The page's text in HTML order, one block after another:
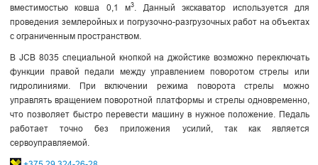
вместимостью ковша 0,1 м3
. Данный экскаватор используется для
проведения землеройных и погрузочно-разгрузочных работ на объектах
с ограниченным пространством.
В JCB 8035 специальной кнопкой на джойстике возможно переключать
функции правой педали между управлением поворотом стрелы или
гидролиниями. При включении режима поворота стрелы можно
управлять вращением поворотной платформы и стрелы одновременно,
что позволяет быстро перевести машину в нужное положение. Педаль
работает точно без приложения усилий, так как является
сервоуправляемой.